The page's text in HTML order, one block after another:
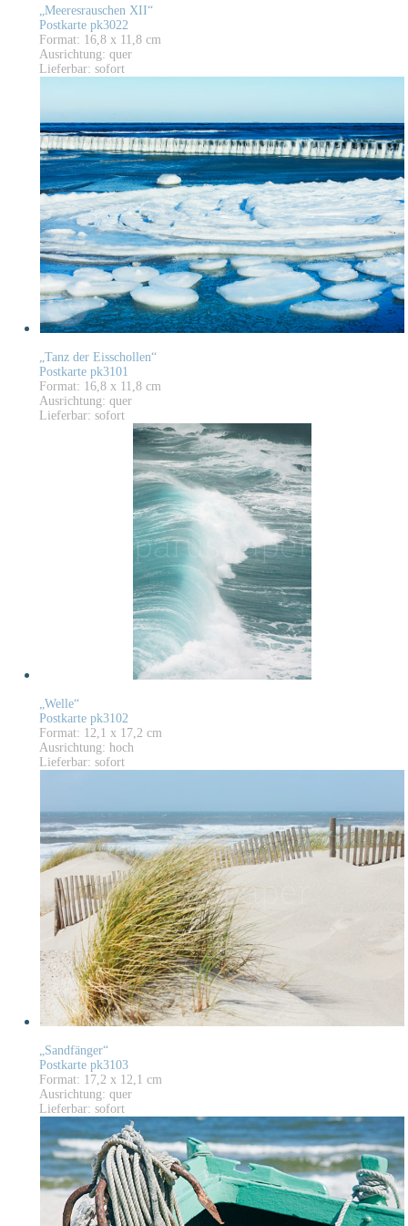
„Meeresrauschen XII“
Postkarte pk3022
Format: 16,8 x 11,8 cm
Ausrichtung: quer
Lieferbar: sofort
„Tanz der Eisschollen“
Postkarte pk3101
Format: 16,8 x 11,8 cm
Ausrichtung: quer
Lieferbar: sofort
„Welle“
Postkarte pk3102
Format: 12,1 x 17,2 cm
Ausrichtung: hoch
Lieferbar: sofort
„Sandfänger“
Postkarte pk3103
Format: 17,2 x 12,1 cm
Ausrichtung: quer
Lieferbar: sofort